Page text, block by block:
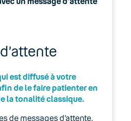
d’évènements
l’annuaire dans l’espace
est diffusé à votre
de le faire patienter en
la tonalité classique.
de messages d’attente,